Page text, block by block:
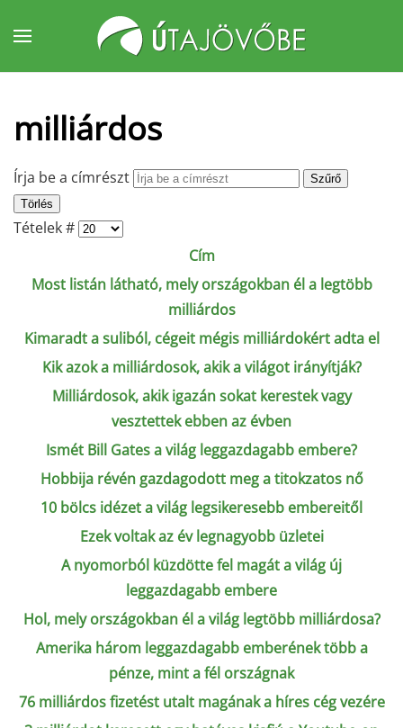
Fő tartalom átugrása
milliárdos
Írja be a címrészt
Szűrő
Törlés
Tételek #
Cím
Most listán látható, mely országokban él a legtöbb
milliárdos
Kimaradt a suliból, cégeit mégis milliárdokért adta el
Kik azok a milliárdosok, akik a világot irányítják?
Milliárdosok, akik igazán sokat kerestek vagy
vesztettek ebben az évben
Ismét Bill Gates a világ leggazdagabb embere?
Hobbija révén gazdagodott meg a titokzatos nő
10 bölcs idézet a világ legsikeresebb embereitől
Ezek voltak az év legnagyobb üzletei
A nyomorból küzdötte fel magát a világ új
leggazdagabb embere
Hol, mely országokban él a világ legtöbb milliárdosa?
Amerika három leggazdagabb emberének több a
pénze, mint a fél országnak
76 milliárdos fizetést utalt magának a híres cég vezére